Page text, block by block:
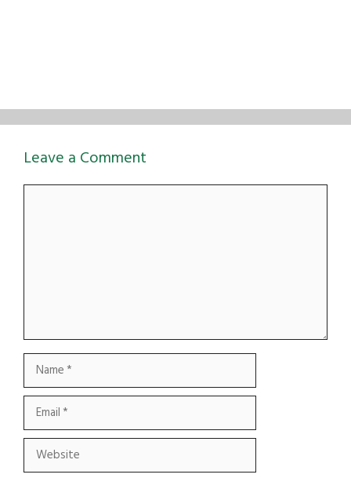
Leave a Comment
Comment
Name
Email
Website